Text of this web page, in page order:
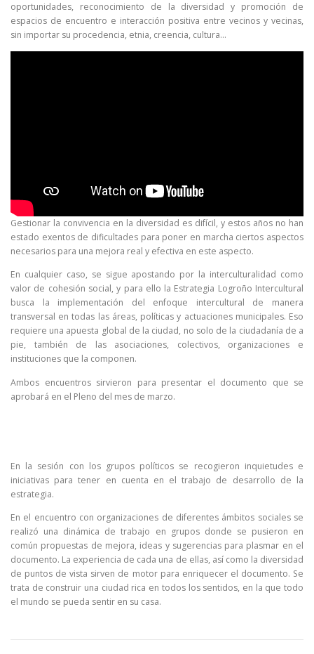
oportunidades, reconocimiento de la diversidad y promoción de
espacios de encuentro e interacción positiva entre vecinos y vecinas,
sin importar su procedencia, etnia, creencia, cultura…
Gestionar la convivencia en la diversidad es difícil, y estos años no han
estado exentos de dificultades para poner en marcha ciertos aspectos
necesarios para una mejora real y efectiva en este aspecto.
En cualquier caso, se sigue apostando por la interculturalidad como
valor de cohesión social, y para ello la Estrategia Logroño Intercultural
busca la implementación del enfoque intercultural de manera
transversal en todas las áreas, políticas y actuaciones municipales. Eso
requiere una apuesta global de la ciudad, no solo de la ciudadanía de a
pie, también de las asociaciones, colectivos, organizaciones e
instituciones que la componen.
Ambos encuentros sirvieron para presentar el documento que se
aprobará en el Pleno del mes de marzo.
En la sesión con los grupos políticos se recogieron inquietudes e
iniciativas para tener en cuenta en el trabajo de desarrollo de la
estrategia.
En el encuentro con organizaciones de diferentes ámbitos sociales se
realizó una dinámica de trabajo en grupos donde se pusieron en
común propuestas de mejora, ideas y sugerencias para plasmar en el
documento. La experiencia de cada una de ellas, así como la diversidad
de puntos de vista sirven de motor para enriquecer el documento. Se
trata de construir una ciudad rica en todos los sentidos, en la que todo
el mundo se pueda sentir en su casa.